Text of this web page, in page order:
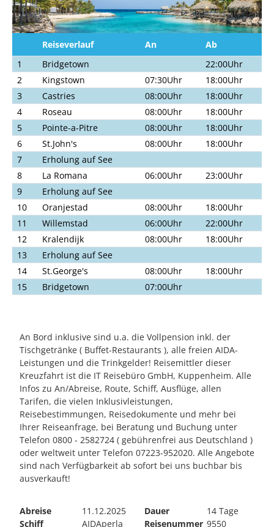
Reiseverlauf An
Ab
1
Bridgetown
22:00Uhr
2
Kingstown 07:30Uhr
18:00Uhr
3
Castries 08:00Uhr
18:00Uhr
4
Roseau 08:00Uhr
18:00Uhr
5
Pointe-a-Pitre 08:00Uhr
18:00Uhr
6
St.John's 08:00Uhr
18:00Uhr
7
Erholung auf See
8
La Romana 06:00Uhr
23:00Uhr
9
Erholung auf See
10
Oranjestad 08:00Uhr
18:00Uhr
11
Willemstad 06:00Uhr
22:00Uhr
12
Kralendijk 08:00Uhr
18:00Uhr
13
Erholung auf See
14
St.George's 08:00Uhr
18:00Uhr
15
Bridgetown 07:00Uhr
An Bord inklusive sind u.a. die Vollpension inkl. der
Tischgetränke ( Buffet-Restaurants ), alle freien AIDA-
Leistungen und die Trinkgelder! Reisemittler dieser
Kreuzfahrt ist die IT Reisebüro GmbH, Kuppenheim. Alle
Infos zu An/Abreise, Route, Schiff, Ausflüge, allen
Tarifen, die vielen Inklusivleistungen,
Reisebestimmungen, Reisedokumente und mehr bei
Ihrer Reiseanfrage, bei Beratung und Buchung unter
Telefon 0800 - 2582724 ( gebührenfrei aus Deutschland )
oder weltweit unter Telefon 07223-952020. Alle Angebote
sind nach Verfügbarkeit ab sofort bei uns buchbar bis
ausverkauft!
Abreise 11.12.2025 Dauer
14 Tage
Schiff
AIDAperla Reisenummer 9550